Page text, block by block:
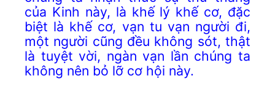
của Kinh này, là khế lý khế cơ, đặc
biệt là khế cơ, vạn tu vạn người đi,
một người cũng đều không sót, thật
là tuyệt vời, ngàn vạn lần chúng ta
không nên bỏ lỡ cơ hội này.